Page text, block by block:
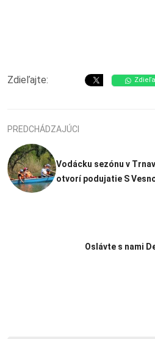
Zdieľajte:
PREDCHÁDZAJÚCI
Vodácku sezónu v
otvorí podujatie S
Oslávte s nami